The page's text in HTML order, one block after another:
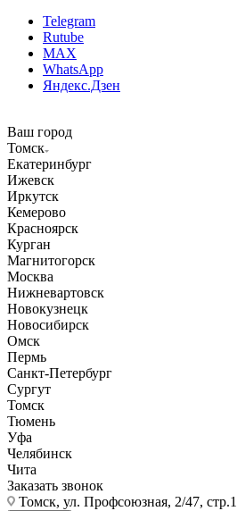
Telegram
Rutube
MAX
WhatsApp
Яндекс.Дзен
Ваш город
Томск
Екатеринбург
Ижевск
Иркутск
Кемерово
Красноярск
Курган
Магнитогорск
Москва
Нижневартовск
Новокузнецк
Новосибирск
Омск
Пермь
Санкт-Петербург
Сургут
Томск
Тюмень
Уфа
Челябинск
Чита
Заказать звонок
Томск, ул. Профсоюзная, 2/47, стр.1